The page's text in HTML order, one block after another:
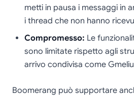
metti in pausa i messaggi in
i thread che non hanno
Compromesso: Le
sono limitate rispetto agli
arrivo condivisa come
Boomerang può supportare